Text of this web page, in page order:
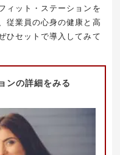
ィット・ステーションを
従業員の心身の健康と高
ひセットで導入してみて
ンの詳細をみる